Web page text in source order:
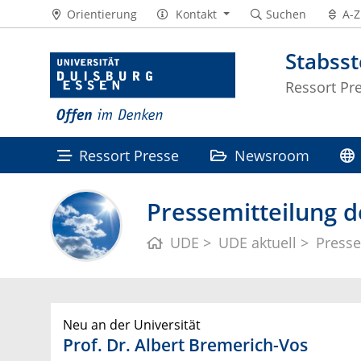
Ressort
Orientierung Kontakt Suchen A-Z
Ressort Presse Newsroom
Pressemitteilung
UDE UDE aktuell
Neu an der Universität
Prof. Dr. Albert Bremerich-Vos